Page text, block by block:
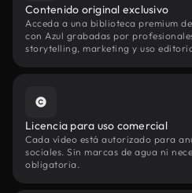
Contenido original exclusivo
Acceda a una biblioteca premium
con Azul grabadas por
storytelling, marketing y uso
Licencia para uso comercial
Cada vídeo está autorizado para
sociales. Sin marcas de agua ni
obligatoria.